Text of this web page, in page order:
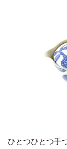
ひとつひとつ手